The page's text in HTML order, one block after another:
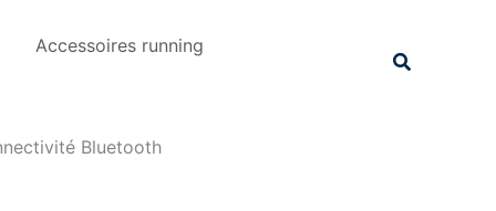
Accessoires running
Bluetooth